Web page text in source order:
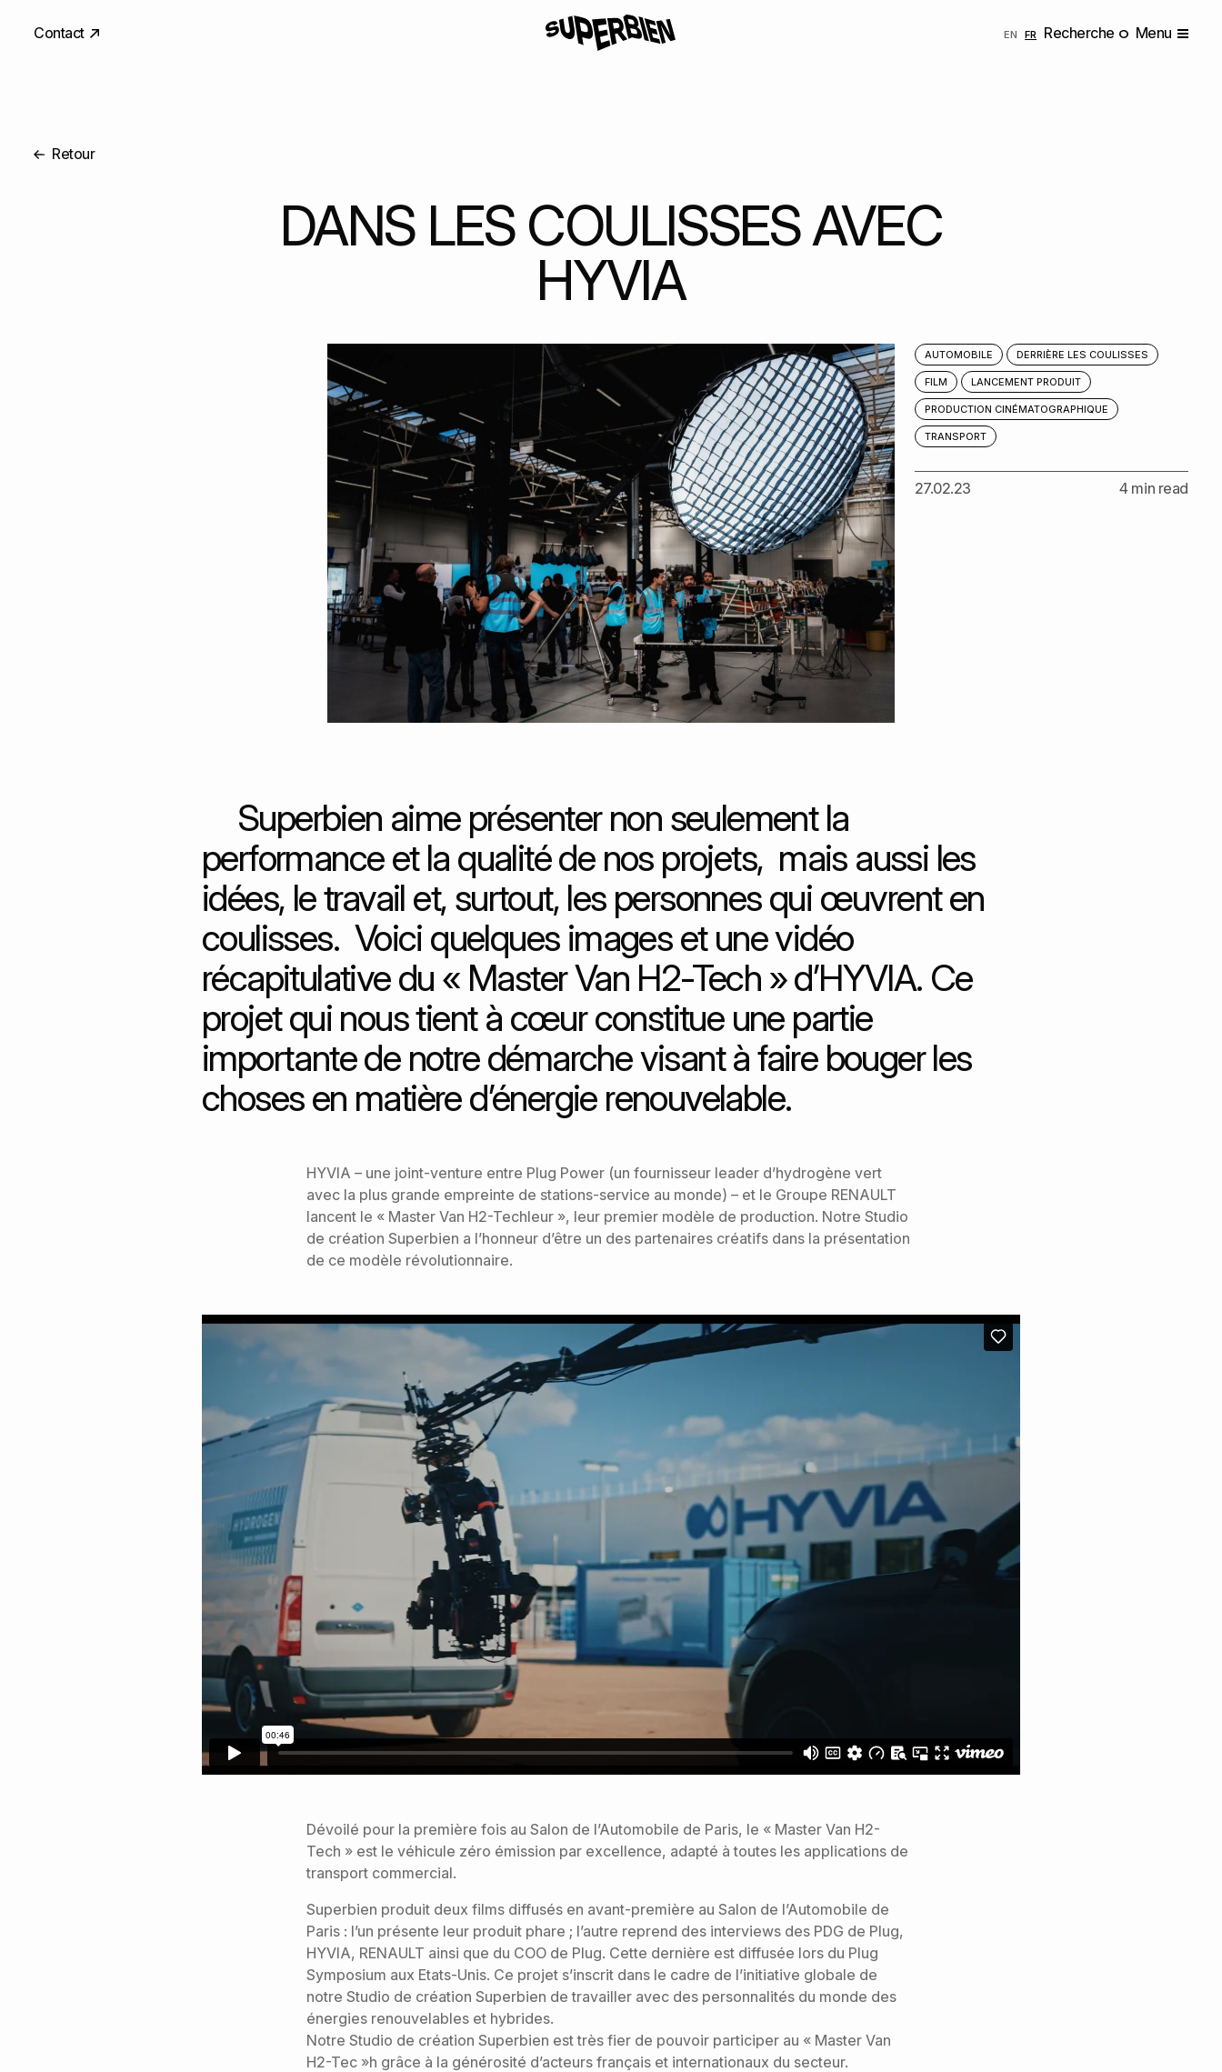
EN ENGLISH
FR FRANÇAIS
Recherche Menu
Contact
Retour
DANS LES COULISSES AVEC
HYVIA
AUTOMOBILE DERRIÈRE LES COULISSES
FILM LANCEMENT PRODUIT
PRODUCTION CINÉMATOGRAPHIQUE
TRANSPORT
27.02.23 4 min read
Superbien aime présenter non seulement la
performance et la qualité de nos projets, mais aussi les
idées, le travail et, surtout, les personnes qui œuvrent en
coulisses. Voici quelques images et une vidéo
récapitulative du « Master Van H2-Tech » d’HYVIA. Ce
projet qui nous tient à cœur constitue une partie
importante de notre démarche visant à faire bouger les
choses en matière d’énergie renouvelable.
HYVIA – une joint-venture entre Plug Power (un fournisseur leader d’hydrogène vert
avec la plus grande empreinte de stations-service au monde) – et le Groupe RENAULT
lancent le « Master Van H2-Techleur », leur premier modèle de production. Notre Studio
de création Superbien a l’honneur d’être un des partenaires créatifs dans la présentation
de ce modèle révolutionnaire.
Dévoilé pour la première fois au Salon de l’Automobile de Paris, le « Master Van H2-
Tech » est le véhicule zéro émission par excellence, adapté à toutes les applications de
transport commercial.
Superbien produit deux films diffusés en avant-première au Salon de l’Automobile de
Paris : l’un présente leur produit phare ; l’autre reprend des interviews des PDG de Plug,
HYVIA, RENAULT ainsi que du COO de Plug. Cette dernière est diffusée lors du Plug
Symposium aux Etats-Unis. Ce projet s’inscrit dans le cadre de l’initiative globale de
notre Studio de création Superbien de travailler avec des personnalités du monde des
énergies renouvelables et hybrides.
Notre Studio de création Superbien est très fier de pouvoir participer au « Master Van
H2-Tec »h grâce à la générosité d’acteurs français et internationaux du secteur.